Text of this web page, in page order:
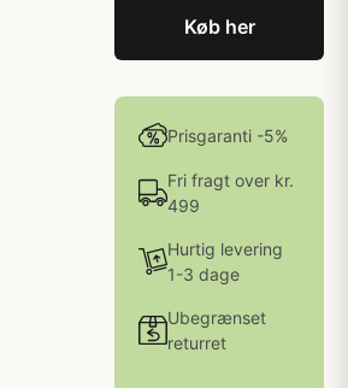
Køb her
Prisgaranti -5%
Fri fragt over kr.
499
Hurtig levering
1-3 dage
Ubegrænset
returret